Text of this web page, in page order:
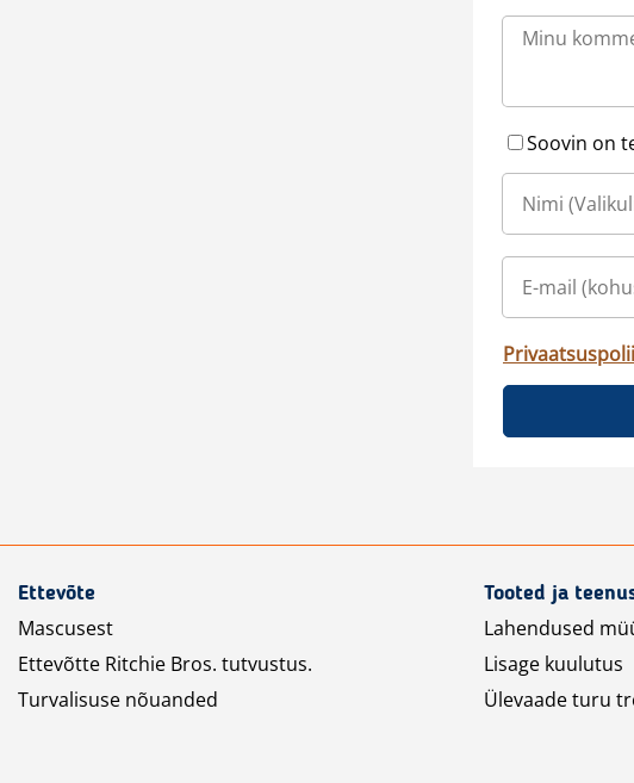
Soovin on
Ettevõte
Mascusest
Ettevõtte Ritchie Bros. tutvustus.
Turvalisuse nõuanded
Tooted ja
Lahendused
Lisage kuulutus
Ülevaade turu